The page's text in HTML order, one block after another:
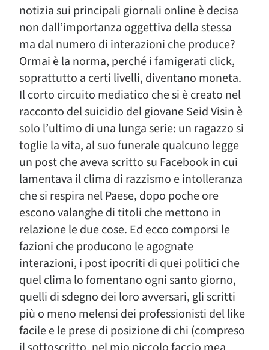
notizia sui principali giornali online è decisa
non dall’importanza oggettiva della stessa
ma dal numero di interazioni che produce?
Ormai è la norma, perché i famigerati click,
soprattutto a certi livelli, diventano moneta.
Il corto circuito mediatico che si è creato nel
racconto del suicidio del giovane Seid Visin è
solo l’ultimo di una lunga serie: un ragazzo si
toglie la vita, al suo funerale qualcuno legge
un post che aveva scritto su Facebook in cui
lamentava il clima di razzismo e intolleranza
che si respira nel Paese, dopo poche ore
escono valanghe di titoli che mettono in
relazione le due cose. Ed ecco comporsi le
fazioni che producono le agognate
interazioni, i post ipocriti di quei politici che
quel clima lo fomentano ogni santo giorno,
quelli di sdegno dei loro avversari, gli scritti
più o meno melensi dei professionisti del like
facile e le prese di posizione di chi (compreso